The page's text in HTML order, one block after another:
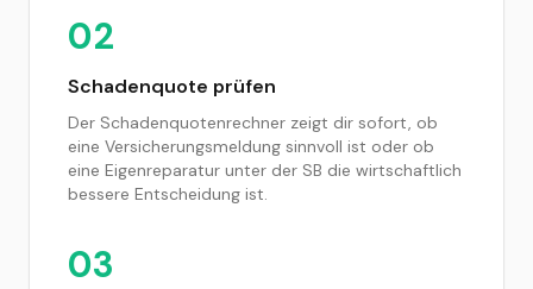
02
Schadenquote prüfen
Der Schadenquotenrechner zeigt dir sofort, ob
eine Versicherungsmeldung sinnvoll ist oder ob
eine Eigenreparatur unter der SB die wirtschaftlich
bessere Entscheidung ist.
03